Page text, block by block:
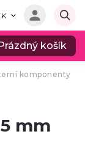
košík
komponenty
mm